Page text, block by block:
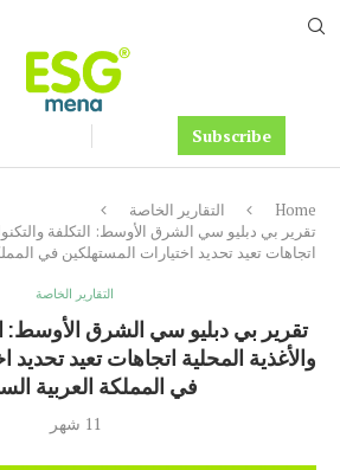
Subscribe
Home
التقارير الخاصة
تقرير بي دبليو سي الشرق الأوسط: التكلفة
اتجاهات تعيد تحديد اختيارات المستهلكين في
التقارير الخاصة
تقرير بي دبليو سي الشرق الأوسط:
والأغذية المحلية اتجاهات تعيد تحديد
في المملكة العربية
11 شهر